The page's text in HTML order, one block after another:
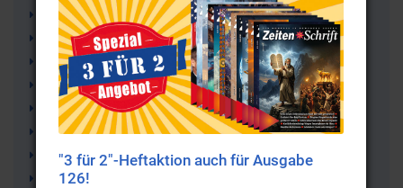
Impfschaden (Post Vac Syndrom)
Immunsystem
Immunschwäche
HI-Virus
Hirnschlag
Herzschwäche
Herzinfarkt
Gesundheitsgefahr
"3 für 2"-Heftaktion auch für Ausgabe
126!